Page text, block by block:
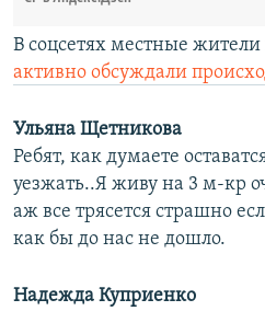
В соцсетях местные
активно обсуждали
Ульяна Щетникова
Ребят, как думаете
уезжать..Я живу на 3 м-кр
аж все трясется страшно
как бы до нас не дошло.
Надежда Куприенко